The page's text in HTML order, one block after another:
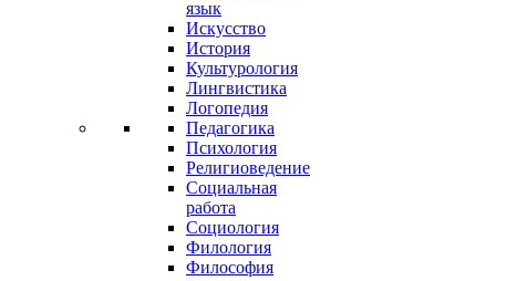
язык
Искусство
История
Культурология
Лингвистика
Логопедия
Педагогика
Психология
Религиоведение
Социальная
работа
Социология
Филология
Философия